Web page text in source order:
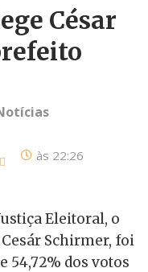
César
às 22:26
Eleitoral, o
Schirmer, foi
54,72% dos votos